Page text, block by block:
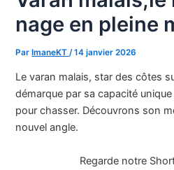
nage en pleine
ParImaneKT /14 janvier 2026
Le varan malais, star des côtes
démarque par sa capacité
pour chasser. Découvrons son
nouvel angle.
Regarde notre